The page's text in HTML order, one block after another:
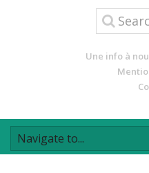
Une info à